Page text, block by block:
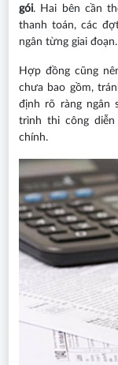
gói. Hai bên cần
thanh toán, các
ngân từng giai đoạn.
Hợp đồng cũng
chưa bao gồm,
định rõ ràng ngân
trình thi công
chính.